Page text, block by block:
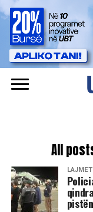
All
LAJMET